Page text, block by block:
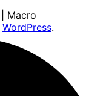
| Macro
WordPress.